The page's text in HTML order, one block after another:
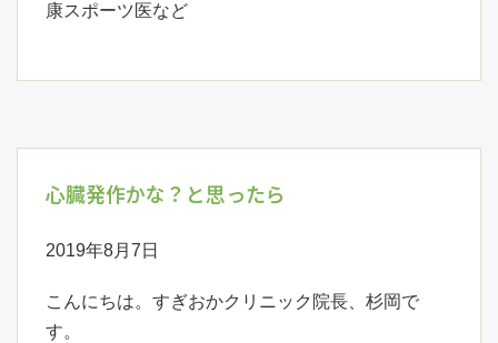
康スポーツ医など
心臓発作かな？と思ったら
2019年8月7日
こんにちは。すぎおかクリニック院長、杉岡で
す。